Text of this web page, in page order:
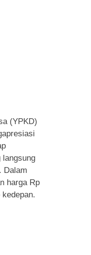
(YPKD)
langsung
Dalam
harga Rp